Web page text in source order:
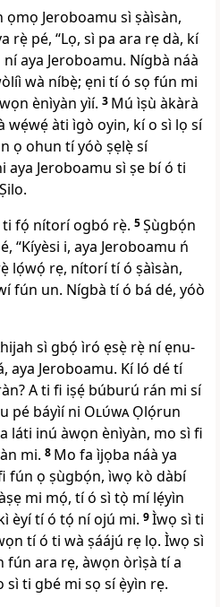
ọmọ Jeroboamu sì ṣàìsàn,
rẹ̀ pé, “Lọ, sì pa ara rẹ dà, kí
aya Jeroboamu. Nígbà náà
wà níbẹ̀; ẹni tí ó sọ fún mi
ènìyàn yìí. 3 Mú ìṣù àkàrà
wẹ́wẹ́ àti ìgò oyin, kí o sì lọ sí
ọ ohun tí yóò ṣẹlẹ̀ sí
aya Jeroboamu sì ṣe bí ó ti
fọ́ nítorí ogbó rẹ̀. 5Ṣùgbọ́n
“Kíyèsi i, aya Jeroboamu ń
lọ́wọ́ rẹ, nítorí tí ó ṣàìsàn,
fún un. Nígbà tí ó bá dé, yóò
sì gbọ́ ìró ẹsẹ̀ rẹ̀ ní ẹnu-
aya Jeroboamu. Kí ló dé tí
A ti fi iṣẹ́ búburú rán mi sí
pé báyìí ni OlúwaỌlọ́run
láti inú àwọn ènìyàn, mo sì fi
mi. 8 Mo fa ìjọba náà ya
fún ọ ṣùgbọ́n, ìwọ kò dàbí
mi mọ́, tí ó sì tọ̀ mí lẹ́yìn
èyí tí ó tọ́ ní ojú mi. 9Ìwọ sì ti
tí ó ti wà ṣáájú rẹ lọ. Ìwọ sì
ara rẹ, àwọn òrìṣà tí a
ti gbé mi sọ sí ẹ̀yìn rẹ.